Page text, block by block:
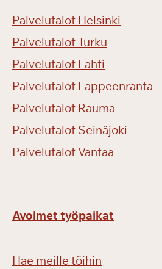
Palvelutalot Helsinki
Palvelutalot Turku
Palvelutalot Lahti
Palvelutalot Lappeenranta
Palvelutalot Rauma
Palvelutalot Seinäjoki
Palvelutalot Vantaa
Avoimet työpaikat
Hae meille töihin